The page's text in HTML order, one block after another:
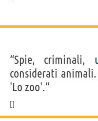
“Spie, criminali,
considerati
'Lo zoo'.”